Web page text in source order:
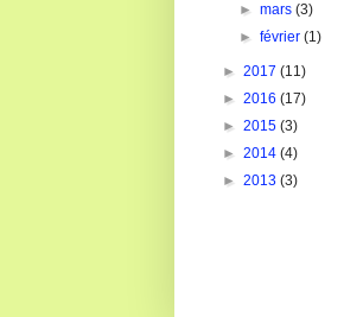
►mars(3)
►février(1)
► 2017 (11)
► 2016 (17)
► 2015 (3)
► 2014 (4)
► 2013 (3)